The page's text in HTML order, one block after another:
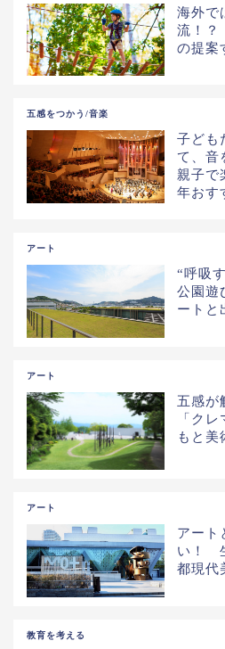
海外で
流！？
の提案
五感をつかう/音楽
子ども
て、音
親子で
年おす
アート
“呼吸
公園遊
ートと
アート
五感が
「ク
もと美
アート
アート
い！
都現代
教育を考える